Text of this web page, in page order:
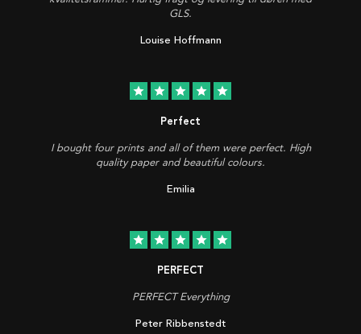
GLS.
Louise Hoffmann
star star star star star
Perfect
I bought four prints and all of them were perfect. High
quality paper and beautiful colours.
Emilia
star star star star star
PERFECT
PERFECT Everything
Peter Ribbenstedt